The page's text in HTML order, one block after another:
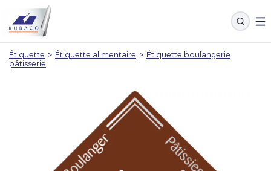
Étiquette > Étiquette alimentaire > Étiquette boulangerie
pâtisserie